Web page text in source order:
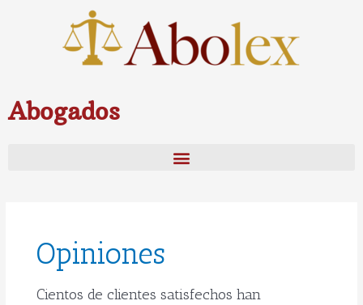
Abogados
Opiniones
Cientos de clientes satisfechos han